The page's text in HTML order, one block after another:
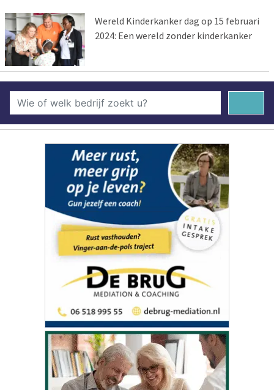
Wereld Kinderkanker dag op 15 februari
2024: Een wereld zonder kinderkanker